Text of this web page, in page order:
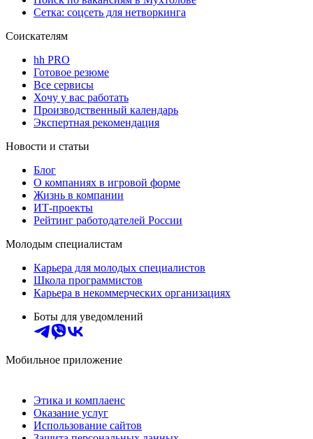
Сетка: соцсеть для нетворкинга
Соискателям
hh PRO
Готовое резюме
Все сервисы
Хочу у вас работать
Производственный календарь
Экспертная рекомендация
Новости и статьи
Блог
О компаниях в игровой форме
Жизнь в компании
ИТ-проекты
Рейтинг работодателей России
Молодым специалистам
Карьера для молодых специалистов
Школа программистов
Карьера в некоммерческих организациях
Боты для уведомлений
Мобильное приложение
Этика и комплаенс
Оказание услуг
Использование сайтов